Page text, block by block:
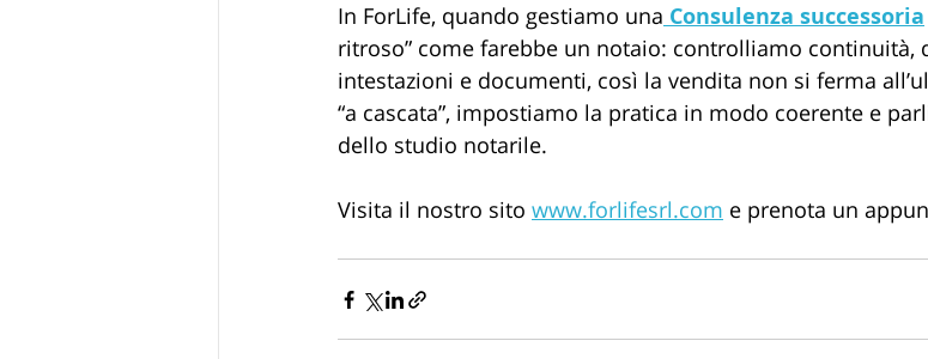
In ForLife, quando gestiamo una Consulenza successoria
ritroso” come farebbe un notaio: controlliamo continuità,
intestazioni e documenti, così la vendita non si ferma
“a cascata”, impostiamo la pratica in modo coerente e
dello studio notarile.
Visita il nostro sito www.forlifesrl.com e prenota un